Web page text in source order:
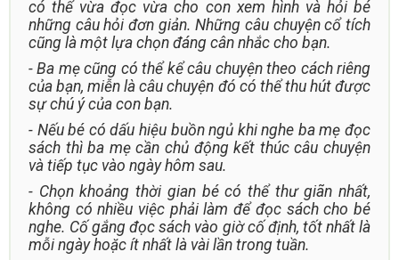
có thể vừa đọc vừa cho con xem hình và hỏi bé
những câu hỏi đơn giản. Những câu chuyện cổ tích
cũng là một lựa chọn đáng cân nhắc cho bạn.
- Ba mẹ cũng có thể kể câu chuyện theo cách riêng
của bạn, miễn là câu chuyện đó có thể thu hút được
sự chú ý của con bạn.
- Nếu bé có dấu hiệu buồn ngủ khi nghe ba mẹ đọc
sách thì ba mẹ cần chủ động kết thúc câu chuyện
và tiếp tục vào ngày hôm sau.
- Chọn khoảng thời gian bé có thể thư giãn nhất,
không có nhiều việc phải làm để đọc sách cho bé
nghe. Cố gắng đọc sách vào giờ cố định, tốt nhất là
mỗi ngày hoặc ít nhất là vài lần trong tuần.